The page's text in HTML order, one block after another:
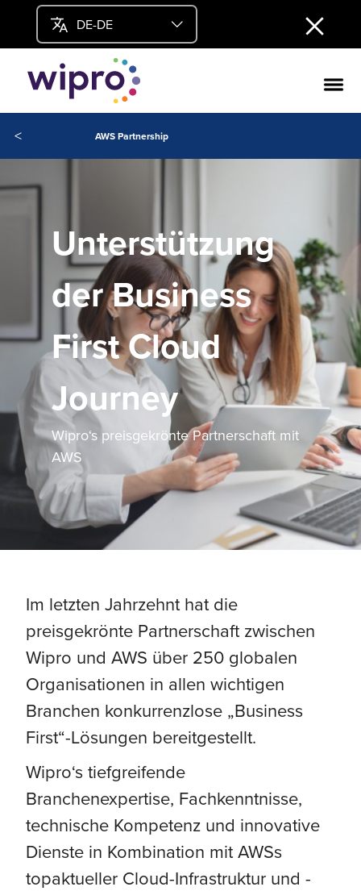
DE-DE
< AWS Partnership
Unterstützung
der Business
First Cloud
Journey
Wipro‘s preisgekrönte Partnerschaft mit
AWS
Im letzten Jahrzehnt hat die
preisgekrönte Partnerschaft zwischen
Wipro und AWS über 250 globalen
Organisationen in allen wichtigen
Branchen konkurrenzlose „Business
First“-Lösungen bereitgestellt.
Wipro‘s tiefgreifende
Branchenexpertise, Fachkenntnisse,
technische Kompetenz und innovative
Dienste in Kombination mit AWSs
topaktueller Cloud-Infrastruktur und -